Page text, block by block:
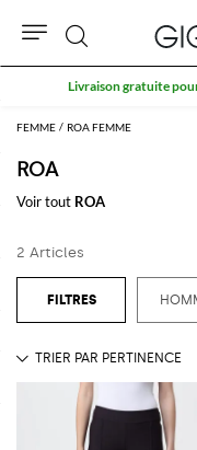
FEMME ROA FEMME
ROA
Voir tout ROA
2 Articles
Rechercher
Livraison gratuite